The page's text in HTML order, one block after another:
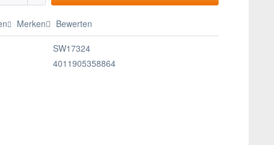
Merken Bewerten
SW17324
4011905358864